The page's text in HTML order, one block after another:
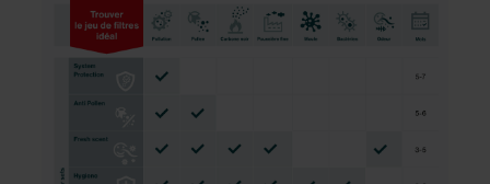
connaissance de notre politique relative aux cookies.
Zehnder Group AG: Data Privacy
Zehnder Group België nv/sa: Déclarations de confidentialité
Zehnder Group Czech Republic s.r.o.: Zásady ochrany